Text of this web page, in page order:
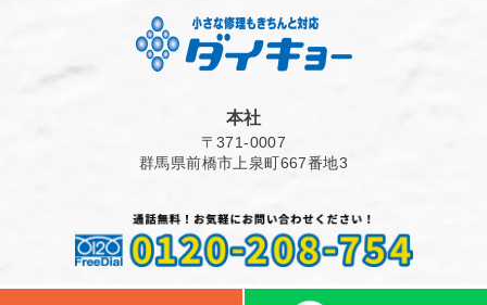
本社
〒371-0007
群馬県前橋市上泉町667番地3